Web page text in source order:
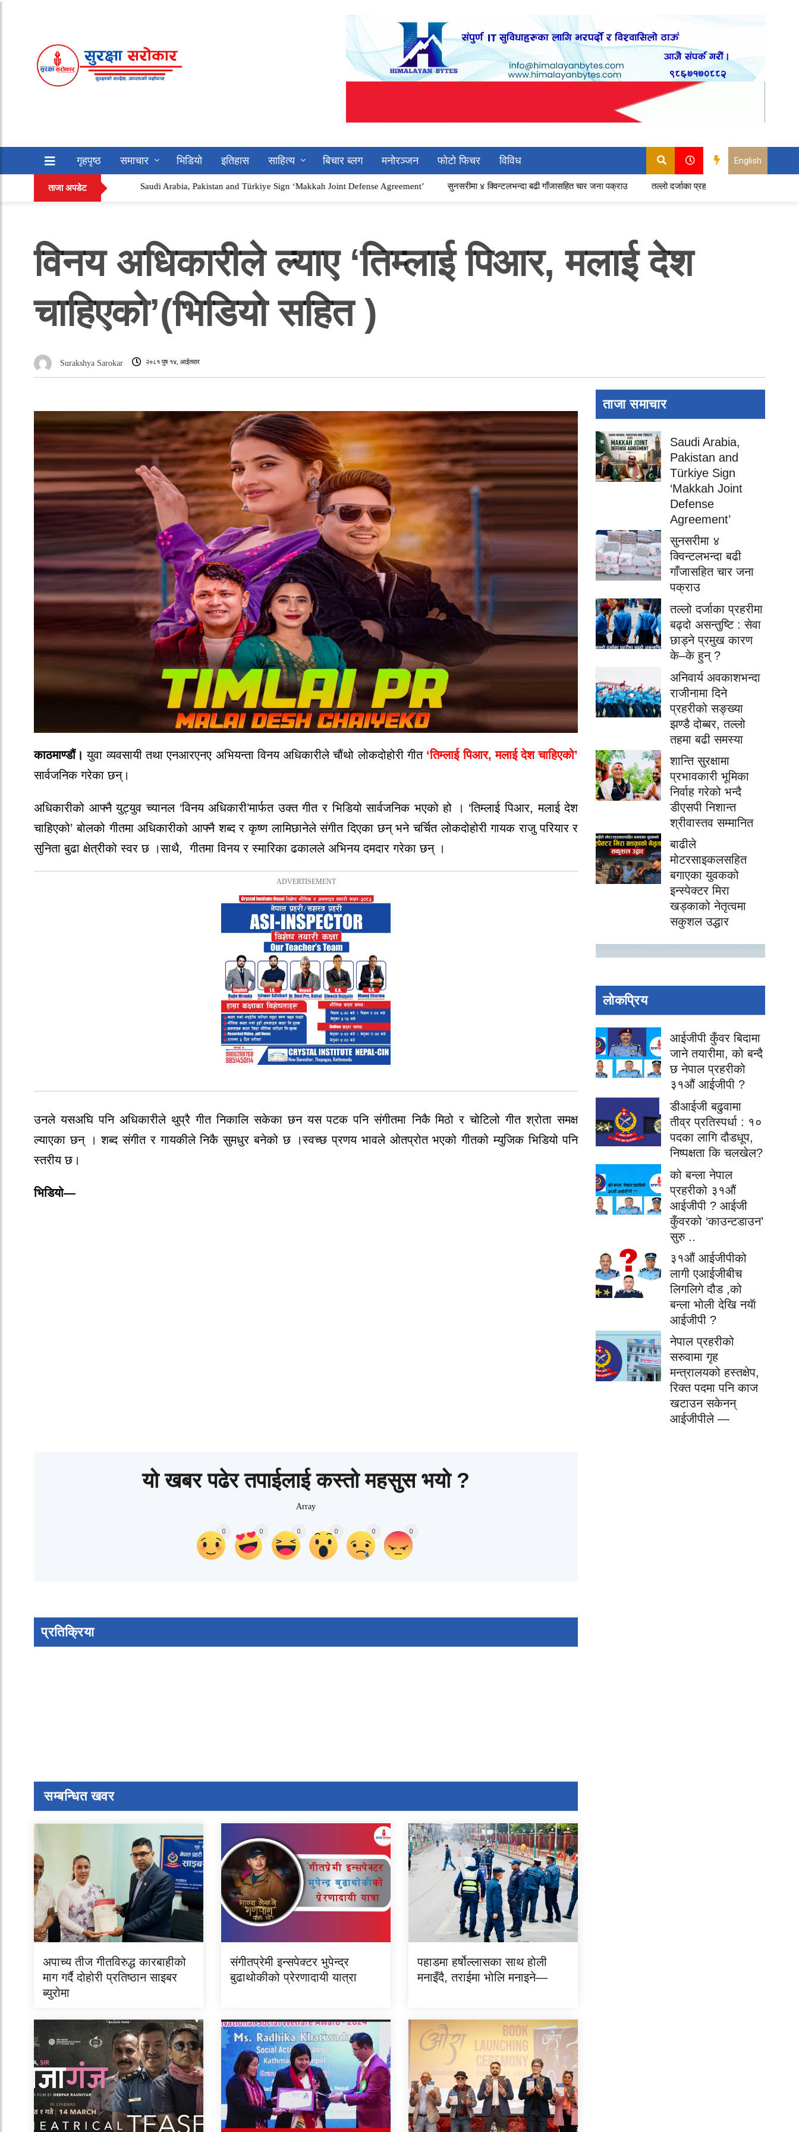
गृहपृष्ठ समाचार भिडियो इतिहास साहित्य बिचार ब्लग मनोरञ्जन फोटो फिचर विविध
सफलताको कथा अन्य
English
ताजा अपडेटSaudi Arabia, Pakistan and Türkiye Sign ‘Makkah Joint Defense Agreement’ सुनसरीमा ४ क्विन्टलभन्दा बढी गाँजासहित चार जना पक्राउ तल्लो दर्जाका प्रहरीमा बढ्दो असन्तुष्टि : सेवा छाड्ने प्रमुख कारण
विनय अधिकारीले ल्याए ‘तिम्लाई पिआर, मलाई देश
चाहिएको’(भिडियो सहित )
Surakshya Sarokar २०८१ पुष १४, आईतवार
काठमाण्डौं। युवा व्यवसायी तथा एनआरएनए अभियन्ता विनय अधिकारीले चौंथो लोकदोहोरी गीत‘तिम्लाई पिआर,मलाई देश चाहिएको’
सार्वजनिक गरेका छन्।
अधिकारीको आफ्नै युट्युव च्यानल‘विनय अधिकारी’मार्फत उक्त गीत र भिडियो सार्वजनिक भएको हो । ‘तिम्लाईपिआर,मलाई देश
चाहिएको’बोलको गीतमा अधिकारीको आफ्नै शब्द र कृष्ण लामिछानेले संगीत दिएका छन् भनेचर्चित लोकदोहोरी गायक राजु परियार र
सुनिता बुढा क्षेत्रीको स्वर छ ।साथै, गीतमा विनय र स्मारिका ढकालले अभिनय दमदार गरेका छन् ।
उनले यसअघि पनि अधिकारीले थुप्रै गीत निकालि सकेका छन यस पटक पनि संगीतमा निकै मिठो र चोटिलो गीत श्रोता समक्ष
ल्याएका छन् । शब्द संगीत र गायकीले निकै सुमधुर बनेको छ ।स्वच्छ प्रणय भावले ओतप्रोत भएको गीतकोम्युजिक भिडियो पनि
स्तरीय छ।
भिडियो—
यो खबर पढेर तपाईलाई कस्तो महसुस भयो ?
Array
0 0 0 0 0 0
प्रतिक्रिया
सम्बन्धित खवर
अपाच्य तीज गीतविरुद्ध कारबाहीको
माग गर्दै दोहोरी प्रतिष्ठान साइबर
ब्युरोमा
संगीतप्रेमी इन्सपेक्टर भुपेन्द्र
बुढाथोकीको प्रेरणादायी यात्रा
पहाडमा हर्षोल्लासका साथ होली
मनाइँदै, तराईमा भोलि मनाइने—
ताजा समाचार
Saudi Arabia,
Pakistan and
Türkiye Sign
‘Makkah Joint
Defense
Agreement’
सुनसरीमा ४
क्विन्टलभन्दा बढी
गाँजासहित चार जना
पक्राउ
तल्लो दर्जाका प्रहरीमा
बढ्दो असन्तुष्टि : सेवा
छाड्ने प्रमुख कारण
के–के हुन् ?
अनिवार्य अवकाशभन्दा
राजीनामा दिने
प्रहरीको सङ्ख्या
झण्डै दोब्बर, तल्लो
तहमा बढी समस्या
शान्ति सुरक्षामा
प्रभावकारी भूमिका
निर्वाह गरेको भन्दै
डीएसपी निशान्त
श्रीवास्तव सम्मानित
बाढीले
मोटरसाइकलसहित
बगाएका युवकको
इन्स्पेक्टर मिरा
खड्काको नेतृत्वमा
सकुशल उद्धार
लोकप्रिय
आईजीपी कुँवर बिदामा
जाने तयारीमा, को बन्दै
छ नेपाल प्रहरीको
३१औं आईजीपी ?
डीआईजी बढुवामा
तीव्र प्रतिस्पर्धा : १०
पदका लागि दौडधूप,
निष्पक्षता कि चलखेल?
को बन्ला नेपाल
प्रहरीको ३१औं
आईजीपी ? आईजी
कुँवरको ‘काउन्टडाउन’
सुरु ..
३१औं आईजीपीको
लागी एआईजीबीच
लिगलिगे दौड ,को
बन्ला भोली देखि नयॅा
आईजीपी ?
नेपाल प्रहरीको
सरुवामा गृह
मन्त्रालयको हस्तक्षेप,
रिक्त पदमा पनि काज
खटाउन सकेनन्
आईजीपीले —